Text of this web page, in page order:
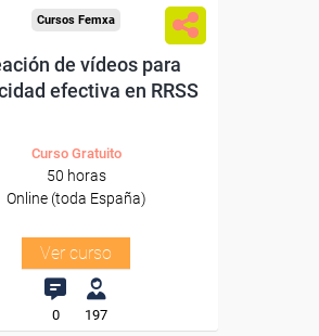
Cursos Femxa
de vídeos para
efectiva en RRSS
Curso Gratuito
50 horas
Online (toda España)
Ver curso
0 197